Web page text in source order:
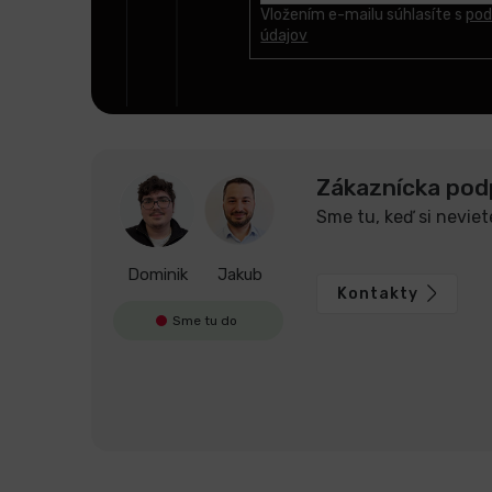
Vložením e-mailu súhlasíte s
údajov
Dominik Jakub
Sme tu do
Zákaznícka
Sme tu, keď si
Kontakty